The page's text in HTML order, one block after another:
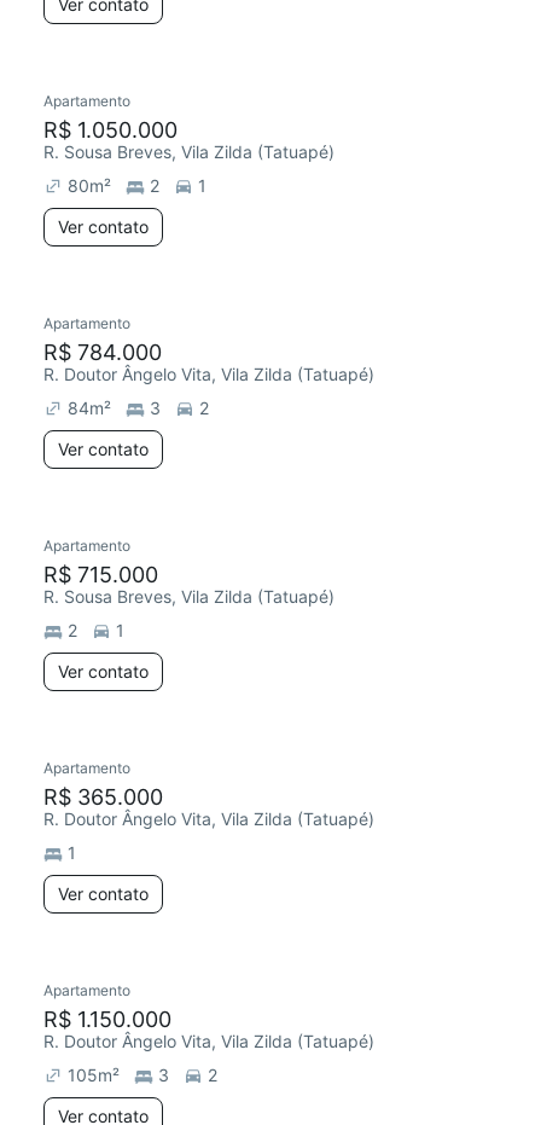
Ver contato
Apartamento
R$ 1.050.000
R. Sousa Breves, Vila Zilda (Tatuapé)
80m² 2
1
Ver contato
Apartamento
R$ 784.000
R. Doutor Ângelo Vita, Vila Zilda (Tatuapé)
84m² 3
2
Ver contato
Apartamento
R$ 715.000
R. Sousa Breves, Vila Zilda (Tatuapé)
2
1
Ver contato
Apartamento
R$ 365.000
R. Doutor Ângelo Vita, Vila Zilda (Tatuapé)
1
Ver contato
Apartamento
R$ 1.150.000
R. Doutor Ângelo Vita, Vila Zilda (Tatuapé)
105m² 3
2
Ver contato